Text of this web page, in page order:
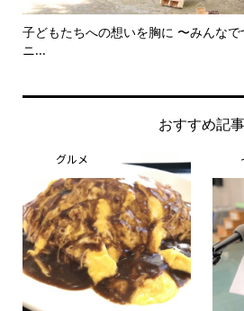
子どもたちへの想いを胸に 〜みんな
ニ...
おすすめ記事
グルメ